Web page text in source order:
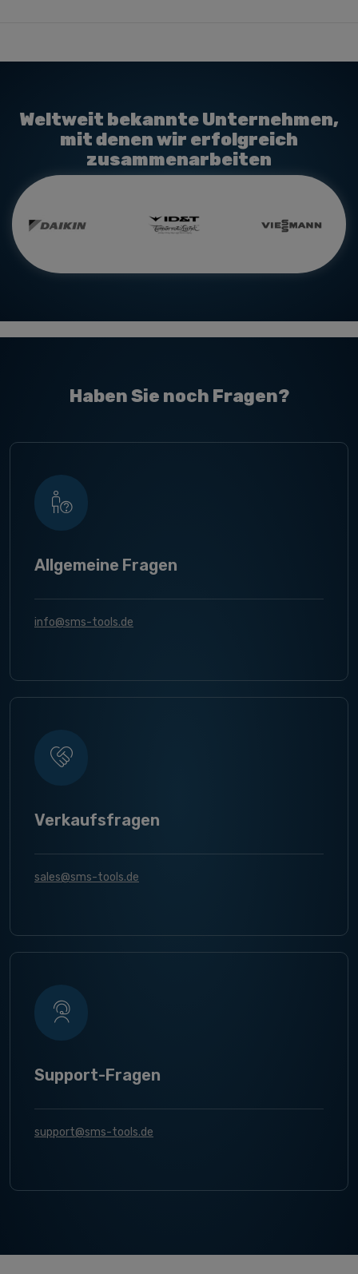
Weltweit bekannte Unternehmen,
mit denen wir erfolgreich
zusammenarbeiten
Haben Sie noch Fragen?
Allgemeine Fragen
info@sms-tools.de
Verkaufsfragen
sales@sms-tools.de
Support-Fragen
support@sms-tools.de